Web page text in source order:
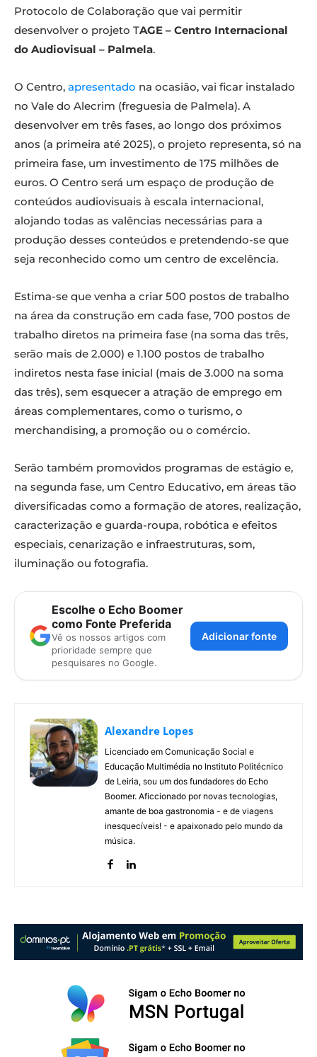
Protocolo de Colaboração que vai permitir
desenvolver o projeto TAGE – Centro Internacional
do Audiovisual – Palmela.
O Centro, apresentado na ocasião, vai ficar instalado
no Vale do Alecrim (freguesia de Palmela). A
desenvolver em três fases, ao longo dos próximos
anos (a primeira até 2025), o projeto representa, só na
primeira fase, um investimento de 175 milhões de
euros. O Centro será um espaço de produção de
conteúdos audiovisuais à escala internacional,
alojando todas as valências necessárias para a
produção desses conteúdos e pretendendo-se que
seja reconhecido como um centro de excelência.
Estima-se que venha a criar 500 postos de trabalho
na área da construção em cada fase, 700 postos de
trabalho diretos na primeira fase (na soma das três,
serão mais de 2.000) e 1.100 postos de trabalho
indiretos nesta fase inicial (mais de 3.000 na soma
das três), sem esquecer a atração de emprego em
áreas complementares, como o turismo, o
merchandising, a promoção ou o comércio.
Serão também promovidos programas de estágio e,
na segunda fase, um Centro Educativo, em áreas tão
diversificadas como a formação de atores, realização,
caracterização e guarda-roupa, robótica e efeitos
especiais, cenarização e infraestruturas, som,
iluminação ou fotografia.
Escolhe o Echo Boomer
como Fonte Preferida
Vê os nossos artigos com
prioridade sempre que
pesquisares no Google.
Adicionar fonte
Alexandre Lopes
Licenciado em Comunicação Social e
Educação Multimédia no Instituto Politécnico
de Leiria, sou um dos fundadores do Echo
Boomer. Aficcionado por novas tecnologias,
amante de boa gastronomia - e de viagens
inesquecíveis! - e apaixonado pelo mundo da
música.